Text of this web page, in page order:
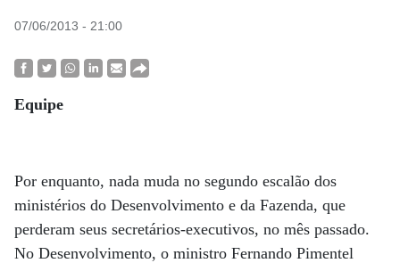
07/06/2013 - 21:00
Equipe
Por enquanto, nada muda no segundo escalão dos
ministérios do Desenvolvimento e da Fazenda, que
perderam seus secretários-executivos, no mês passado.
No Desenvolvimento, o ministro Fernando Pimentel